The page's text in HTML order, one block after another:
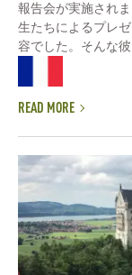
報告会が実施され
生たちによるプレ
容でした。そんな彼
READ MORE